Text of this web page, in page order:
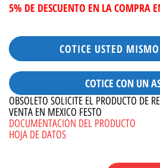
5% DE DESCUENTO EN LA COMPRA
COTICE USTED MISMO
COTICE CON UN
OBSOLETO SOLICITE EL PRODUCTO DE
VENTA EN MEXICO FESTO
DOCUMENTACION DEL PRODUCTO
HOJA DE DATOS